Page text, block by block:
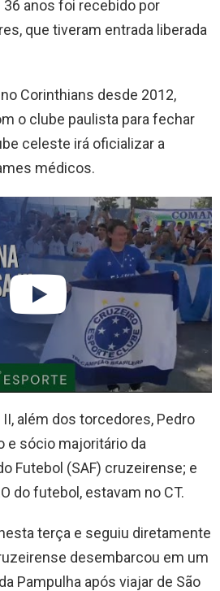
anos foi recebido por
que tiveram entrada liberada
Corinthians desde 2012,
o clube paulista para fechar
celeste irá oficializar a
médicos.
além dos torcedores, Pedro
e sócio majoritário da
Futebol (SAF) cruzeirense; e
do futebol, estavam no CT.
terça e seguiu diretamente
desembarcou em um
Pampulha após viajar de São